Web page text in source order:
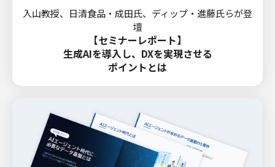
入山教授、日清食品・成田氏、ディップ・進藤氏らが登
壇
【セミナーレポート】
生成AIを導入し、DXを実現させる
ポイントとは